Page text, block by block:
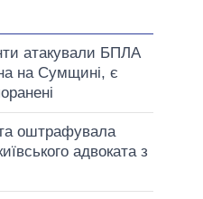
атакували БПЛА
на Сумщині, є
оштрафувала
адвоката з